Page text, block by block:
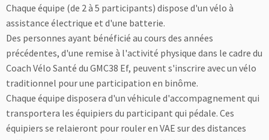
Chaque équipe (de 2 à 5 participants) dispose d'un vélo à
assistance électrique et d'une batterie.
Des personnes ayant bénéficié au cours des années
précédentes, d'une remise à l'activité physique dans le cadre du
Coach Vélo Santé du GMC38 Ef, peuvent s'inscrire avec un vélo
traditionnel pour une participation en binôme.
Chaque équipe disposera d'un véhicule d'accompagnement qui
transportera les équipiers du participant qui pédale. Ces
équipiers se relaieront pour rouler en VAE sur des distances